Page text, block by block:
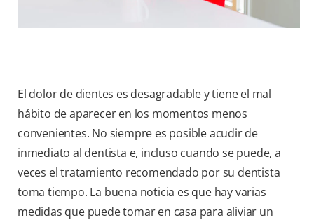
El dolor de dientes es desagradable y tiene el mal
hábito de aparecer en los momentos menos
convenientes. No siempre es posible acudir de
inmediato al dentista e, incluso cuando se puede, a
veces el tratamiento recomendado por su dentista
toma tiempo. La buena noticia es que hay varias
medidas que puede tomar en casa para aliviar un